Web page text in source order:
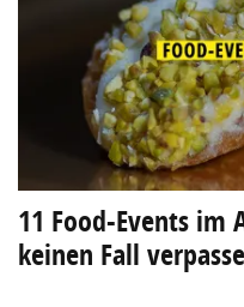
11 Food-Events im
keinen Fall